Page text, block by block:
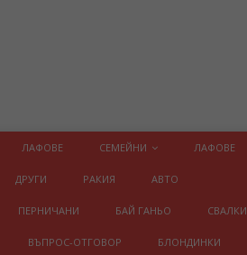
ЛАФОВЕ СЕМЕЙНИ ЛАФОВЕ
ДРУГИ РАКИЯ АВТО
ПЕРНИЧАНИ БАЙ ГАНЬО СВАЛКИ
ВЪПРОС-ОТГОВОР БЛОНДИНКИ